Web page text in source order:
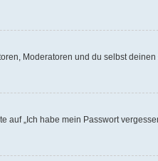
Moderatoren und du selbst
„Ich habe mein Passwort